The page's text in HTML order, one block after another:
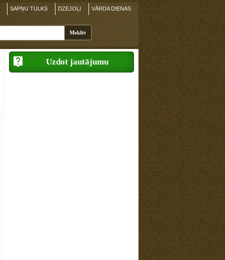
SAPŅU TULKS DZEJOĻI VĀRDA DIENAS
Uzdot jautājumu